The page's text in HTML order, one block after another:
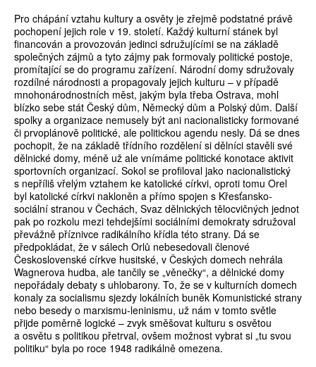
Pro chápání vztahu kultury a osvěty je zřejmě podstatné právě
pochopení jejich role v 19. století. Každý kulturní stánek byl
financován a provozován jedinci sdružujícími se na základě
společných zájmů a tyto zájmy pak formovaly politické postoje,
promítající se do programu zařízení. Národní domy sdružovaly
rozdílné národnosti a propagovaly jejich kulturu – v případě
mnohonárodnostních měst, jakým byla třeba Ostrava, mohl
blízko sebe stát Český dům, Německý dům a Polský dům. Další
spolky a organizace nemusely být ani nacionalisticky formované
či prvoplánově politické, ale politickou agendu nesly. Dá se dnes
pochopit, že na základě třídního rozdělení si dělníci stavěli své
dělnické domy, méně už ale vnímáme politické konotace aktivit
sportovních organizací. Sokol se profiloval jako nacionalistický
s nepříliš vřelým vztahem ke katolické církvi, oproti tomu Orel
byl katolické církvi nakloněn a přímo spojen s Křesťansko-
sociální stranou v Čechách, Svaz dělnických tělocvičných jednot
pak po rozkolu mezi tehdejšími sociálními demokraty sdružoval
převážně příznivce radikálního křídla této strany. Dá se
předpokládat, že v sálech Orlů nebesedovali členové
Československé církve husitské, v Českých domech nehrála
Wagnerova hudba, ale tančily se „věnečky“, a dělnické domy
nepořádaly debaty s uhlobarony. To, že se v kulturních domech
konaly za socialismu sjezdy lokálních buněk Komunistické strany
nebo besedy o marxismu-leninismu, už nám v tomto světle
přijde poměrně logické – zvyk směšovat kulturu s osvětou
a osvětu s politikou přetrval, ovšem možnost vybrat si „tu svou
politiku“ byla po roce 1948 radikálně omezena.